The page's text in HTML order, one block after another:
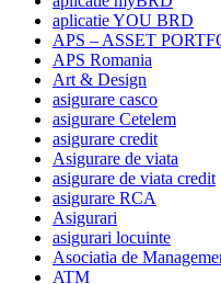
aplicatie YOU BRD
APS – ASSET
APS Romania
Art & Design
asigurare casco
asigurare Cetelem
asigurare credit
Asigurare de viata
asigurare de viata credit
asigurare RCA
Asigurari
asigurari locuinte
Asociatia de
ATM